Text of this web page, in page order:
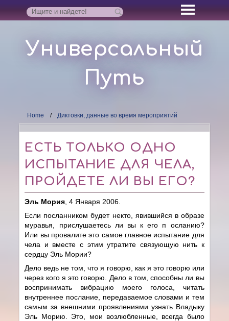
Универсальный
Путь
Home Диктовки, данные во время мероприятий
ЕСТЬ ТОЛЬКО ОДНО
ИСПЫТАНИЕ ДЛЯ ЧЕЛА,
ПРОЙДЕТЕ ЛИ ВЫ ЕГО?
Эль Мория , 4 Января 2006.
Если посланником будет некто, явившийся в образе
муравья, прислушаетесь ли вы к его п осланию?
Или вы провалите это самое главное испытание для
чела и вместе с этим утратите связующую нить к
сердцу Эль Мории?
Дело ведь не том, что я говорю, как я это говорю или
через кого я это говорю. Дело в том, способны ли вы
воспринимать вибрацию моего голоса, читать
внутреннее послание, передаваемое словами и тем
самым за внешними проявлениями узнать Владыку
Эль Морию. Это, мои возлюбленные, всегда было